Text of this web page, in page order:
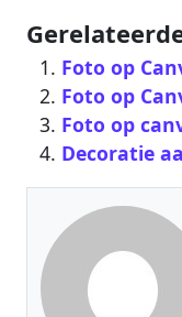
Foto op
Foto op
Foto op
Decoratie